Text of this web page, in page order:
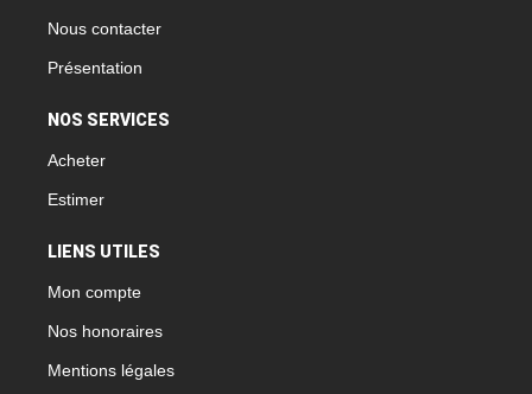
Nous contacter
Présentation
NOS SERVICES
Acheter
Estimer
LIENS UTILES
Mon compte
Nos honoraires
Mentions légales